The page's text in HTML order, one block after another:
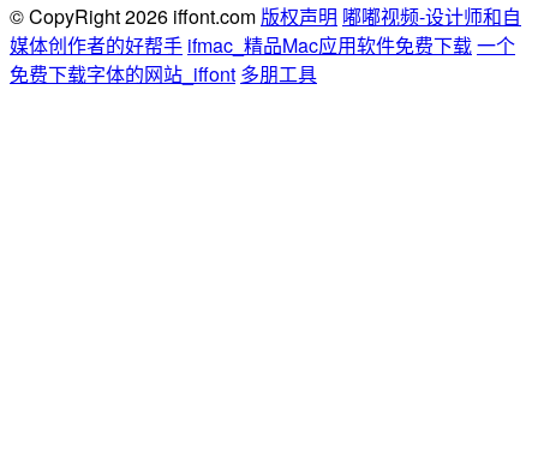
© CopyRight 2026 iffont.com 版权声明 嘟嘟视频-设计师和自
媒体创作者的好帮手 ifmac_精品Mac应用软件免费下载一个
免费下载字体的网站_iffont 多朋工具